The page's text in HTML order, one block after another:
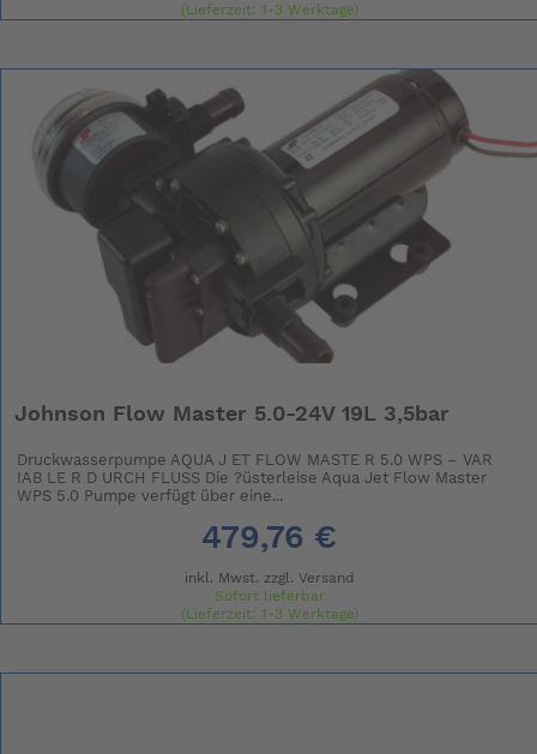
(Lieferzeit: 1-3 Werktage)
Johnson Flow Master 5.0-24V 19L 3,5bar
Druckwasserpumpe AQUA J ET FLOW MASTE R 5.0 WPS – VAR
IAB LE R D URCH FLUSS Die ?üsterleise Aqua Jet Flow Master
WPS 5.0 Pumpe verfügt über eine...
479,76 €
inkl. Mwst. zzgl. Versand
Sofort lieferbar
(Lieferzeit: 1-3 Werktage)